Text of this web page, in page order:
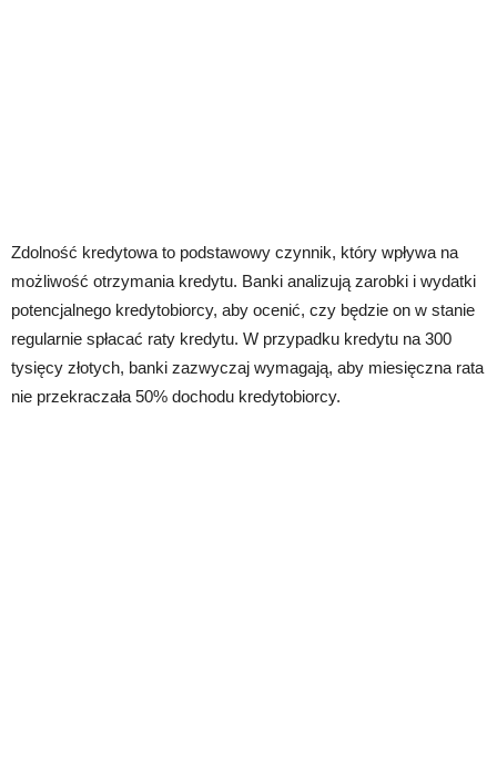
Zdolność kredytowa to podstawowy czynnik, który wpływa na
możliwość otrzymania kredytu. Banki analizują zarobki i wydatki
potencjalnego kredytobiorcy, aby ocenić, czy będzie on w stanie
regularnie spłacać raty kredytu. W przypadku kredytu na 300
tysięcy złotych, banki zazwyczaj wymagają, aby miesięczna rata
nie przekraczała 50% dochodu kredytobiorcy.